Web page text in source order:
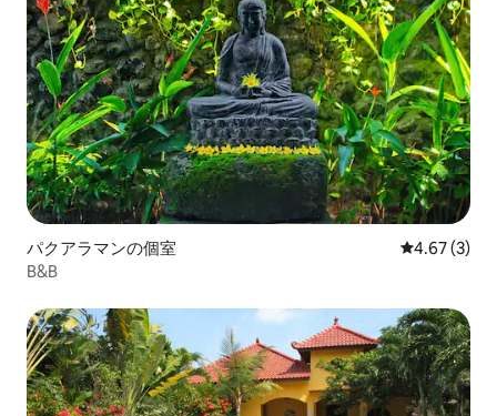
パクアラマンの個室 レビュー3
4.67 (3)
B&B